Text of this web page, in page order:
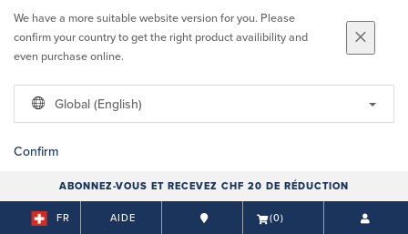
We have a more suitable website version for you. Please
confirm your country to get the right product availibility and
even purchase online.
Global (English)
Confirm
ABONNEZ-VOUS ET RECEVEZ CHF 20 DE RÉDUCTION
FR AIDE (0)